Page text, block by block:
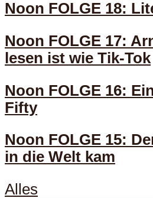
Noon FOLGE 18:
Noon FOLGE 17:
lesen ist wie Tik-Tok
Noon FOLGE 16:
Fifty
Noon FOLGE 15:
in die Welt kam
Alles